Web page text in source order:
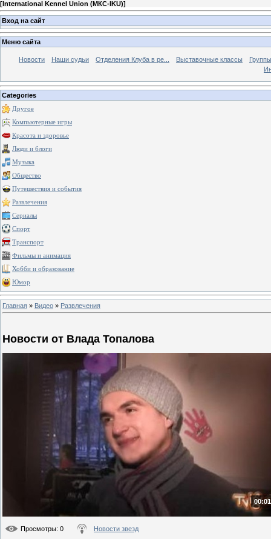
[International Kennel Union (МКС-IKU)]
Вход на сайт
Меню сайта
Новости Наши судьи Отделения Клуба в ре... Выставочные классы
Categories
Другое
Компьютерные игры
Красота и здоровье
Люди и блоги
Музыка
Общество
Путешествия и события
Развлечения
Сериалы
Спорт
Транспорт
Фильмы и анимация
Хобби и образование
Юмор
Главная » Видео » Развлечения
Новости от Влада Топалова
Просмотры: 0 Новости звезд